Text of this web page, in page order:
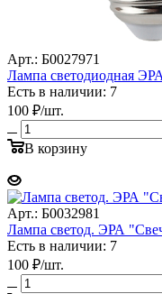
Арт.: Б0027971
Лампа светодиодная
Есть в наличии: 7
100 ₽/шт.
В корзину
Арт.: Б0032981
Лампа светод. ЭРА
Есть в наличии: 7
100 ₽/шт.